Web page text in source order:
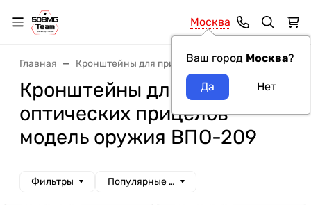
Москва
Ваш город Москва?
Главная Кронштейны для прицелов Кронштейны для
Кронштейны для
оптических прицелов
модель оружия ВПО-209
Фильтры Популярные сначала